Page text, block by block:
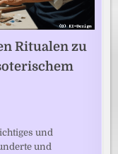
Ritualen zu
und
und